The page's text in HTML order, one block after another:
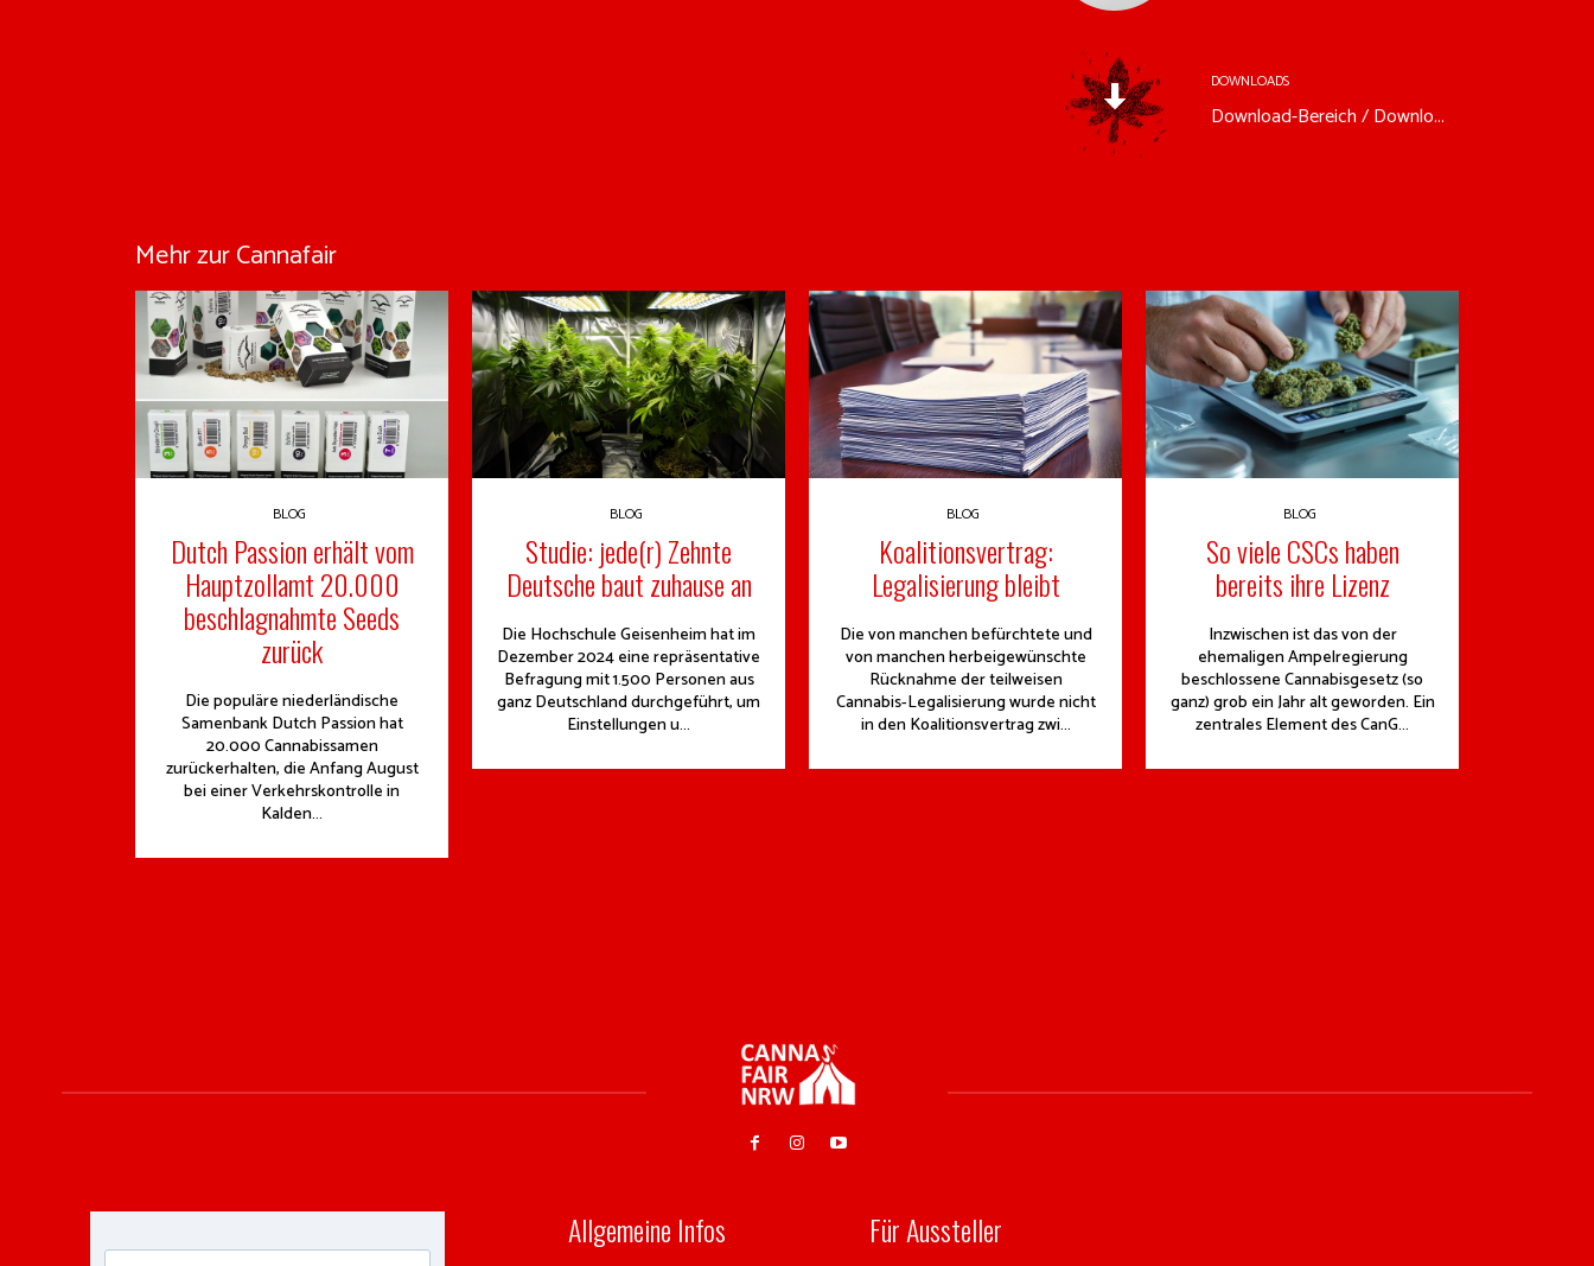
DOWNLOADS
Download-Bereich / Downlo...
Mehr zur Cannafair
BLOG
Dutch Passion erhält vom
Hauptzollamt 20.000
beschlagnahmte Seeds
zurück
Die populäre niederländische
Samenbank Dutch Passion hat
20.000 Cannabissamen
zurückerhalten, die Anfang August
bei einer Verkehrskontrolle in
Kalden...
BLOG
Studie: jede(r) Zehnte
Deutsche baut zuhause an
Die Hochschule Geisenheim hat im
Dezember 2024 eine repräsentative
Befragung mit 1.500 Personen aus
ganz Deutschland durchgeführt, um
Einstellungen u...
BLOG
Koalitionsvertrag:
Legalisierung bleibt
Die von manchen befürchtete und
von manchen herbeigewünschte
Rücknahme der teilweisen
Cannabis-Legalisierung wurde nicht
in den Koalitionsvertrag zwi...
BLOG
So viele CSCs haben
bereits ihre Lizenz
Inzwischen ist das von der
ehemaligen Ampelregierung
beschlossene Cannabisgesetz (so
ganz) grob ein Jahr alt geworden. Ein
zentrales Element des CanG...
Allgemeine Infos Für Aussteller